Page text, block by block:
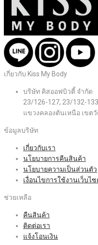
เกี่ยวกับ Kiss My Body
บริษัท คิสออฟบิวตี้ จำกัด
23/126-127, 23/132-
แขวงคลองตันเหนือ เขต
ข้อมูลบริษัท
เกี่ยวกับเรา
นโยบายการคืนสินค้า
นโยบายความเป็นส่วนตัว
เงื่อนไขการใช้งานเว็บไซ
ช่วยเหลือ
คืนสินค้า
ติดต่อเรา
แจ้งโอนเงิน